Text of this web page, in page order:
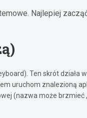
Najlepiej
Ten skrót działa w
uruchom znalezioną
(nazwa może brzmieć